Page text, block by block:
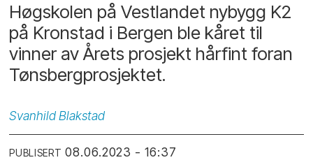
Høgskolen på Vestlandet nybygg K2
på Kronstad i Bergen ble kåret til
vinner av Årets prosjekt hårfint foran
Tønsbergprosjektet.
Svanhild Blakstad
PUBLISERT 08.06.2023 - 16:37